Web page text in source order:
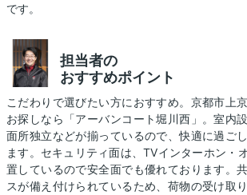
です。
担当者の
おすすめポイント
こだわりで選びたい方におすすめ。京都市上
お探しなら「アーバンコート堀川西」。室内
面所独立などが揃っているので、快適に過ご
ます。セキュリティ面は、TVインターホン・
置しているので安全面でも優れております。
スが備え付けられているため、荷物の受け取